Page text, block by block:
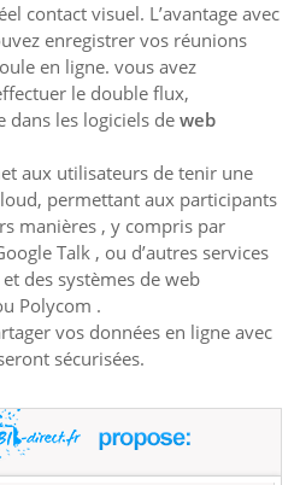
contact visuel. L’avantage avec
enregistrer vos réunions
en ligne. vous avez
le double flux,
les logiciels de web
aux utilisateurs de tenir une
permettant aux participants
manières , y compris par
Talk , ou d’autres services
et des systèmes de web
Polycom .
vos données en ligne avec
sécurisées.